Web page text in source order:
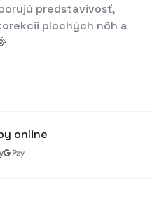
predstavivosť,
plochých nôh a
online